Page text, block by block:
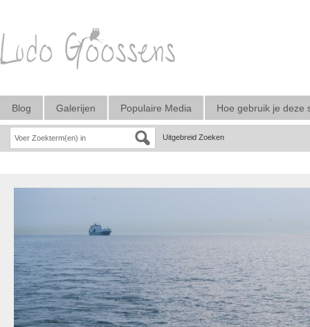
Blog Galerijen Populaire Media Hoe gebruik je deze
Uitgebreid Zoeken